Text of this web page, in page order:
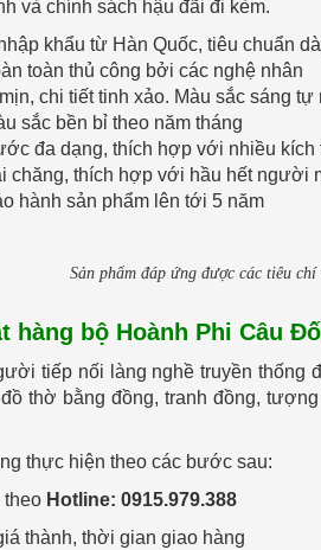
và chính sách hậu đãi đi kèm.
khẩu từ Hàn Quốc, tiêu chuẩn
toàn thủ công bởi các nghệ nhân
chi tiết tinh xảo. Màu sắc sáng
sắc bền bỉ theo năm tháng
đa dạng, thích hợp với nhiều
chăng, thích hợp với hầu hết người
hành sản phẩm lên tới 5 năm
Sản phẩm đáp ứng được các tiêu
hàng bộ Hoành Phi Câu
tiếp nối làng nghề truyền thống
thờ bằng đồng, tranh đồng,
thực hiện theo các bước sau:
theo Hotline: 0915.979.388
thành, thời gian giao hàng